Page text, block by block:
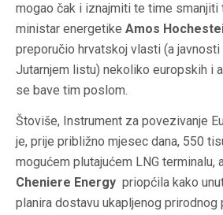
mogao čak i iznajmiti te time smanjiti
ministar energetike Amos
preporučio hrvatskoj vlasti (a javnosti
Jutarnjem listu) nekoliko europskih i
se bave tim poslom.
Štoviše, Instrument za povezivanje
je, prije približno mjesec dana, 550
mogućem plutajućem LNG terminalu,
Cheniere Energy priopćila kako
planira dostavu ukapljenog prirodnog